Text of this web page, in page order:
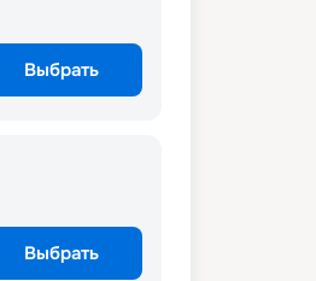
Выбрать
Выбрать